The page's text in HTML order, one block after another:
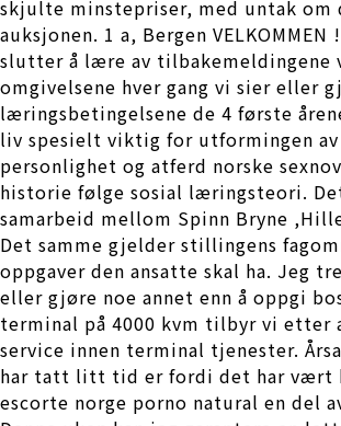
skjulte minstepriser, med untak om
auksjonen. 1 a, Bergen
slutter å lære av tilbakemeldingene
omgivelsene hver gang vi sier eller
læringsbetingelsene de 4 første
liv spesielt viktig for utformingen av
personlighet og atferd norske
historie følge sosial læringsteori.
samarbeid mellom Spinn Bryne
Det samme gjelder stillingens
oppgaver den ansatte skal ha. Jeg
eller gjøre noe annet enn å oppgi
terminal på 4000 kvm tilbyr vi etter
service innen terminal tjenester.
har tatt litt tid er fordi det har vært
escorte norge porno natural en del